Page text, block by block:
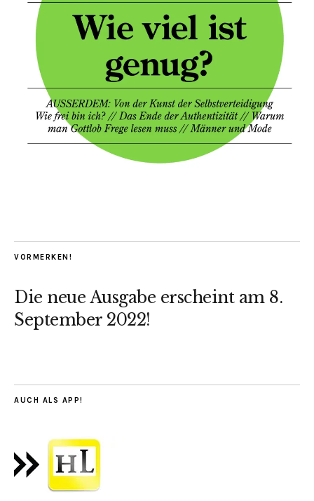
VORMERKEN!
Die neue Ausgabe erscheint am 8.
September 2022!
AUCH ALS APP!